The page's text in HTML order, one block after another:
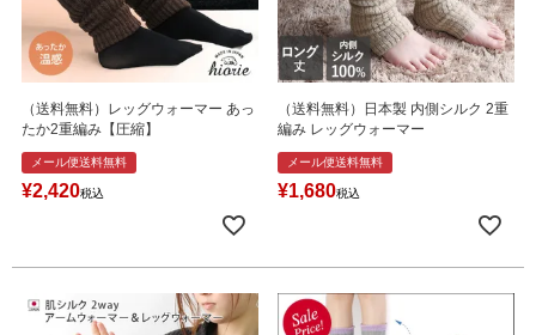
（送料無料）レッグウォーマー あっ
たか2重編み【圧縮】
メール便送料無料
¥2,420税込
（送料無料）日本製 内側シルク 2重
編み レッグウォーマー
メール便送料無料
¥1,680税込